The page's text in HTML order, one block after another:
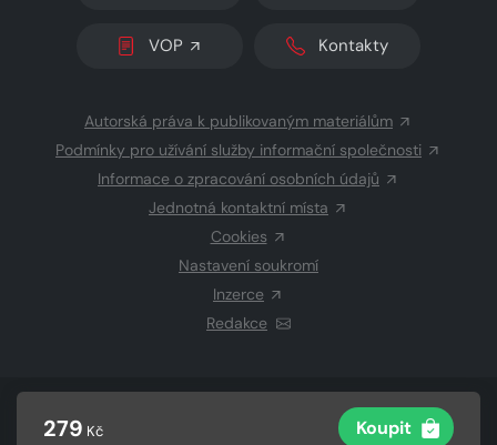
279 Kč Koupit
VOP Kontakty
Autorská práva k publikovaným materiálům
Podmínky pro užívání služby informační společnosti
Informace o zpracování osobních údajů
Jednotná kontaktní místa
Cookies
Nastavení soukromí
Inzerce
Redakce
CZECH NEWS CENTER a.s.a dodavatelé